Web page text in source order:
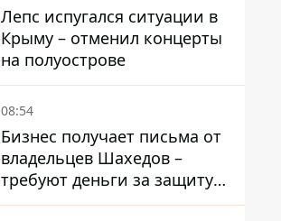
Лепс испугался ситуации в
Крыму – отменил концерты
на полуострове
08:54
Бизнес получает письма от
владельцев Шахедов –
требуют деньги за защиту
от атак